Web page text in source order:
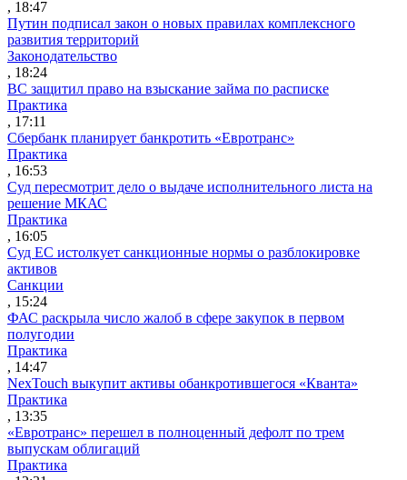
, 18:47
Путин подписал закон о новых правилах комплексного
развития территорий
Законодательство
, 18:24
ВС защитил право на взыскание займа по расписке
Практика
, 17:11
Сбербанк планирует банкротить «Евротранс»
Практика
, 16:53
Суд пересмотрит дело о выдаче исполнительного листа на
решение МКАС
Практика
, 16:05
Суд ЕС истолкует санкционные нормы о разблокировке
активов
Санкции
, 15:24
ФАС раскрыла число жалоб в сфере закупок в первом
полугодии
Практика
, 14:47
NexTouch выкупит активы обанкротившегося «Кванта»
Практика
, 13:35
«Евротранс» перешел в полноценный дефолт по трем
выпускам облигаций
Практика